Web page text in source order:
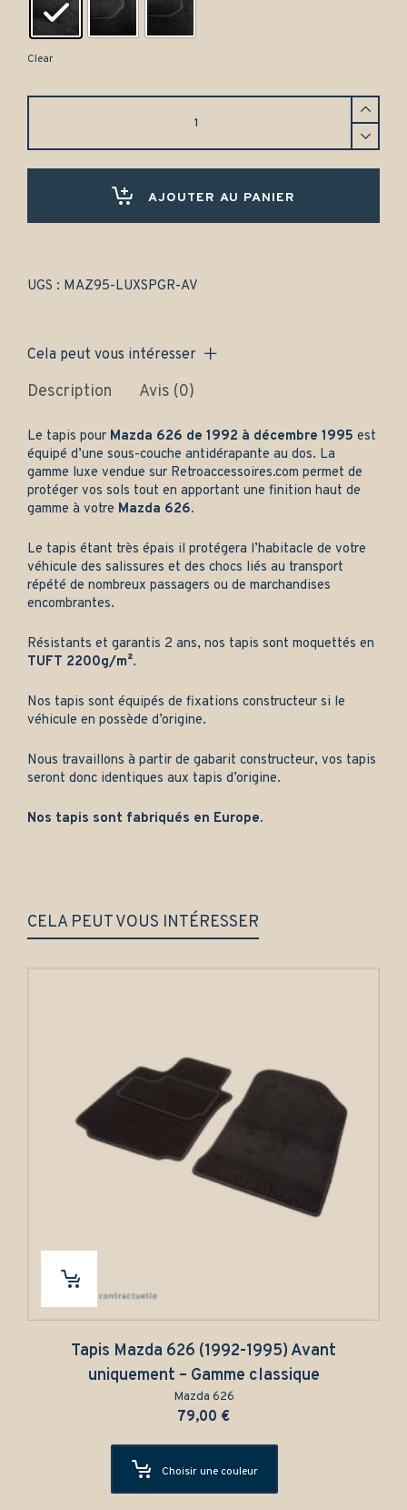
Clear
quantity
AJOUTER AU PANIER
UGS : MAZ95-LUXSPGR-AV
Cela peut vous intéresser
Description Avis (0)
Le tapis pour Mazda 626 de 1992 à décembre 1995 est
équipé d’une sous-couche antidérapante au dos. La
gamme luxe vendue sur Retroaccessoires.com permet de
protéger vos sols tout en apportant une finition haut de
gamme à votre Mazda 626.
Le tapis étant très épais il protégera l’habitacle de votre
véhicule des salissures et des chocs liés au transport
répété de nombreux passagers ou de marchandises
encombrantes.
Résistants et garantis 2 ans, nos tapis sont moquettés en
TUFT 2200g/m².
Nos tapis sont équipés de fixations constructeur si le
véhicule en possède d’origine.
Nous travaillons à partir de gabarit constructeur, vos tapis
seront donc identiques aux tapis d’origine.
Nos tapis sont fabriqués en Europe.
CELA PEUT VOUS INTÉRESSER
Tapis Mazda 626 (1992-1995) Avant
uniquement – Gamme classique
Mazda 626
€
Choisir une couleur